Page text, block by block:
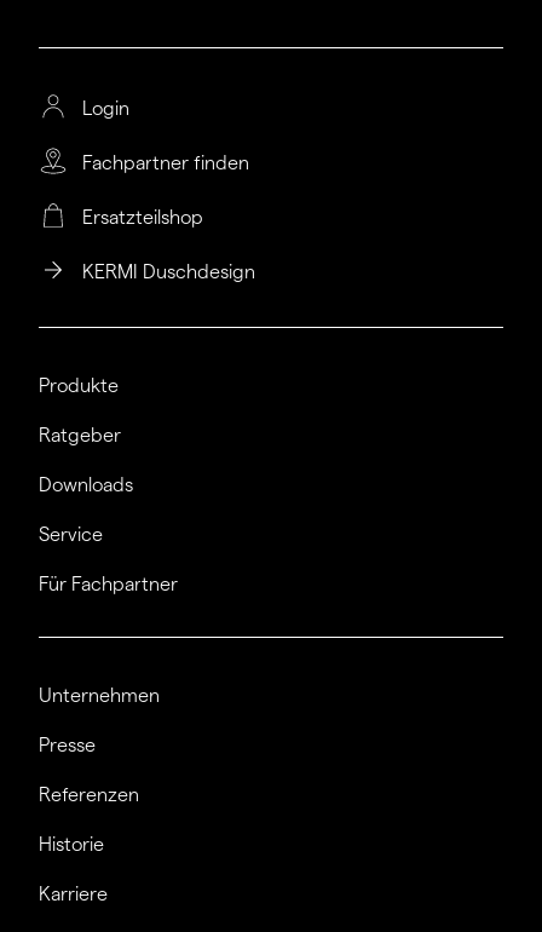
Login
Fachpartner finden
Ersatzteilshop
KERMI Duschdesign
Produkte
Ratgeber
Downloads
Service
Für Fachpartner
Unternehmen
Presse
Referenzen
Historie
Karriere